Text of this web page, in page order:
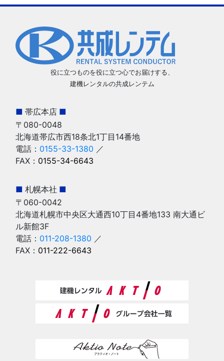
役に立つものを役に立つ心でお届けする、
建機レンタルの共成レンテム
■ 帯広本店 ■
〒080-0048
北海道帯広市西18条北1丁目14番地
電話： 0155-33-1380 ／
FAX： 0155-34-6643
■ 札幌本社 ■
〒060-0042
北海道札幌市中央区大通西10丁目4番地133 南大通ビ
ル新館3F
電話： 011-208-1380 ／
FAX： 011-222-6643